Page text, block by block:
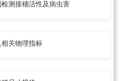
测接穗活性及病虫害
关物理指标